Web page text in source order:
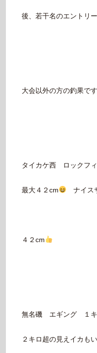
後、若干名のエントリ
大会以外の方の釣果です
タイカケ西 ロックフ
最大４２cm ナイス
４２cm
無名磯 エギング １キ
２キロ超の見えイカも